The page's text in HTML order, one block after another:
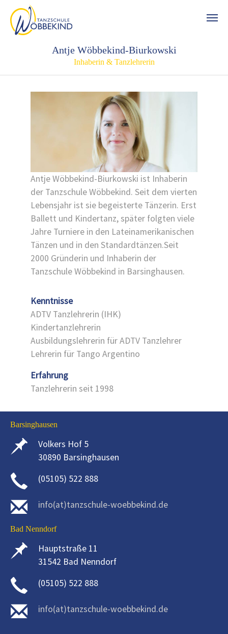
Antje Wöbbekind-Biurkowski
Inhaberin & Tanzlehrerin
Antje Wöbbekind-Biurkowski ist Inhaberin
der Tanzschule Wöbbekind. Seit dem vierten
Lebensjahr ist sie begeisterte Tänzerin. Erst
Ballett und Kindertanz, später folgten viele
Jahre Turniere in den Lateinamerikanischen
Tänzen und in den Standardtänzen.Seit
2000 Gründerin und Inhaberin der
Tanzschule Wöbbekind in Barsinghausen.
Kenntnisse
ADTV Tanzlehrerin (IHK)
Kindertanzlehrerin
Ausbildungslehrerin für ADTV Tanzlehrer
Lehrerin für Tango Argentino
Erfahrung
Tanzlehrerin seit 1998
Barsinghausen
Volkers Hof 5
30890 Barsinghausen
(05105) 522 888
info(at)tanzschule-woebbekind.de
Bad Nenndorf
Hauptstraße 11
31542 Bad Nenndorf
(05105) 522 888
info(at)tanzschule-woebbekind.de